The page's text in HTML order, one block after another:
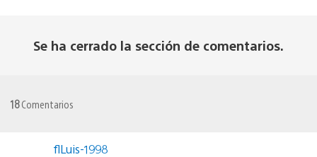
Se ha cerrado la sección de comentarios.
18Comentarios
flLuis-1998